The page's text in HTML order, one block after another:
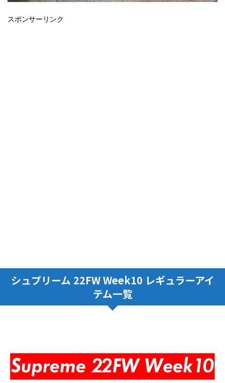
スポンサーリンク
シュプリーム 22FW Week10 レギュラーアイ
テム一覧